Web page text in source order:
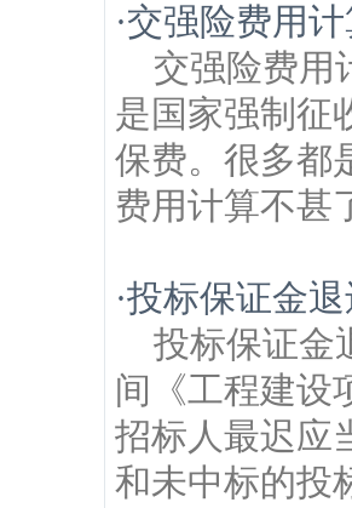
·交强险费用
交强险费用
是国家强制征
保费。很多都
费用计算不甚
·投标保证金
投标保证金
间《工程建设
招标人最迟应
和未中标的投